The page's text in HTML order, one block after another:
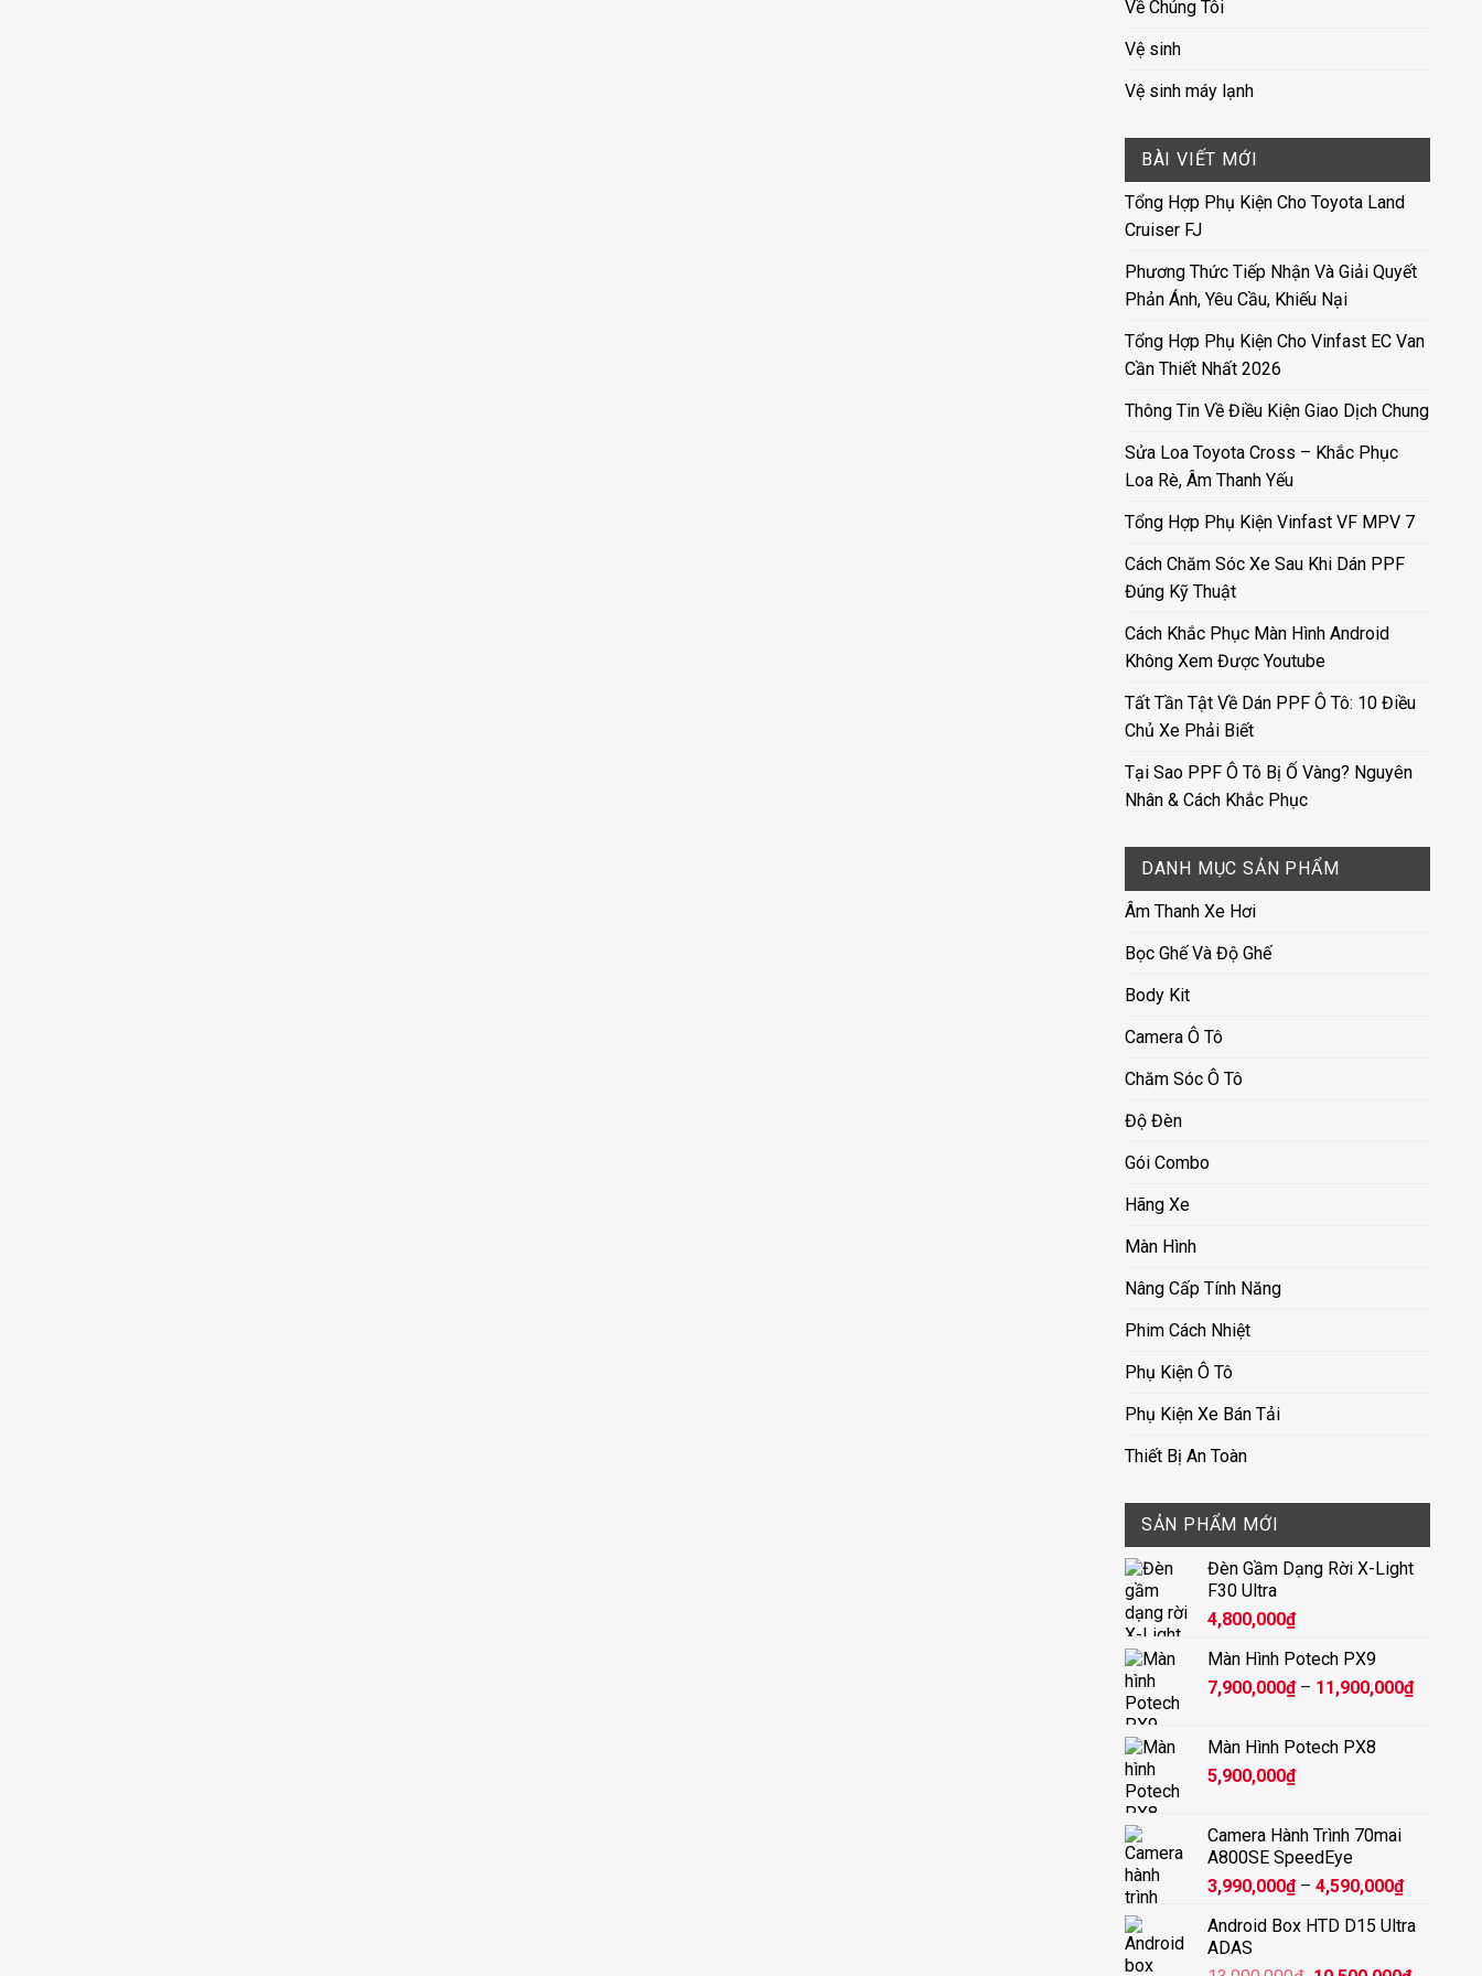
Về Chúng Tôi
Vệ sinh
Vệ sinh máy lạnh
BÀI VIẾT MỚI
Tổng Hợp Phụ Kiện Cho Toyota Land
Cruiser FJ
Phương Thức Tiếp Nhận Và Giải Quyết
Phản Ánh, Yêu Cầu, Khiếu Nại
Tổng Hợp Phụ Kiện Cho Vinfast EC Van
Cần Thiết Nhất 2026
Thông Tin Về Điều Kiện Giao Dịch Chung
Sửa Loa Toyota Cross – Khắc Phục
Loa Rè, Âm Thanh Yếu
Tổng Hợp Phụ Kiện Vinfast VF MPV 7
Cách Chăm Sóc Xe Sau Khi Dán PPF
Đúng Kỹ Thuật
Cách Khắc Phục Màn Hình Android
Không Xem Được Youtube
Tất Tần Tật Về Dán PPF Ô Tô: 10 Điều
Chủ Xe Phải Biết
Tại Sao PPF Ô Tô Bị Ố Vàng? Nguyên
Nhân & Cách Khắc Phục
DANH MỤC SẢN PHẨM
Âm Thanh Xe Hơi
Bọc Ghế Và Độ Ghế
Body Kit
Camera Ô Tô
Chăm Sóc Ô Tô
Độ Đèn
Gói Combo
Hãng Xe
Màn Hình
Nâng Cấp Tính Năng
Phim Cách Nhiệt
Phụ Kiện Ô Tô
Phụ Kiện Xe Bán Tải
Thiết Bị An Toàn
SẢN PHẨM MỚI
Đèn Gầm Dạng Rời X-Light
F30 Ultra
4,800,000₫
Màn Hình Potech PX9
7,900,000₫ – 11,900,000₫Khoảng
Màn Hình Potech PX8
5,900,000₫
Camera Hành Trình 70mai
A800SE SpeedEye
3,990,000₫ – 4,590,000₫Khoảng
từ
Android Box HTD D15 Ultra
ADAS